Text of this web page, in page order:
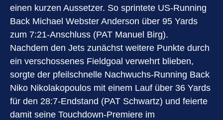
einen kurzen Aussetzer. So sprintete US-Running
Back Michael Webster Anderson über 95 Yards
zum 7:21-Anschluss (PAT Manuel Birg).
Nachdem den Jets zunächst weitere Punkte durch
ein verschossenes Fieldgoal verwehrt blieben,
sorgte der pfeilschnelle Nachwuchs-Running Back
Niko Nikolakopoulos mit einem Lauf über 36 Yards
für den 28:7-Endstand (PAT Schwartz) und feierte
damit seine Touchdown-Premiere im